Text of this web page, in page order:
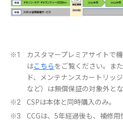
※1
カスタマープレミアサイトで
はこちらをご覧ください。ま
ド、メンテナンスカートリッ
など）は無償保証の対象外とな
※2 CSPは本体と同時購入のみ。
※3
CCGは、5年経過後も、補修